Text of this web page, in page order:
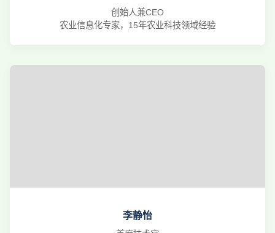
创始人兼CEO
农业信息化专家，15年农业科技领域经验
李静怡